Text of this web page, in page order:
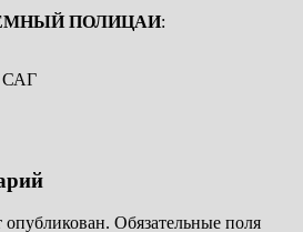
ПОЛИЦАИ:
САГ
опубликован. Обязательные поля